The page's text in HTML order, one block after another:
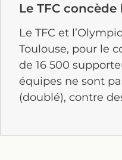
Le TFC
Le TFC et
Toulouse, pour le
de 16 500
équipes ne sont
(doublé), contre